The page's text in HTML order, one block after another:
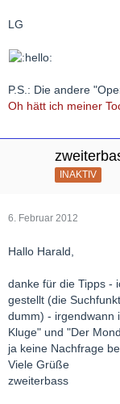
LG
P.S.: Die andere
Oh hätt ich meiner
INAKTIV
6. Februar 2012
Hallo Harald,
danke für die Tipps -
gestellt (die
dumm) - irgendwann
Kluge" und "Der
ja keine Nachfrage
Viele Grüße
zweiterbass